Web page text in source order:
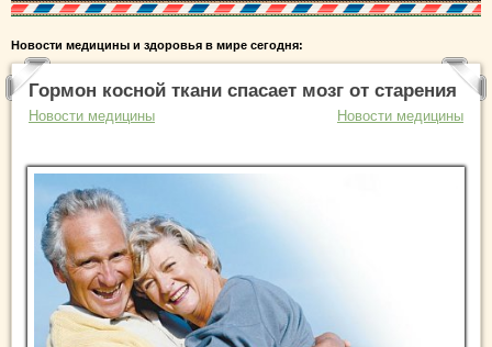
Новости медицины и здоровья в мире сегодня:
Гормон косной ткани спасает мозг от старения
Новости медицины Новости медицины